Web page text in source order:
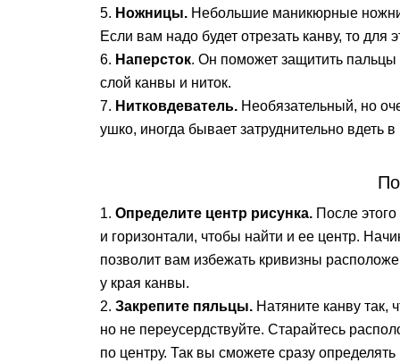
Ножницы. Небольшие маникюрные
Если вам надо будет отрезать канву, то для
Наперсток. Он поможет защитить пальцы
слой канвы и ниток.
Нитковдеватель. Необязательный, но
ушко, иногда бывает затруднительно вдеть
Определите центр рисунка. После
и горизонтали, чтобы найти и ее центр.
позволит вам избежать кривизны
у края канвы.
Закрепите пяльцы. Натяните канву так,
но не переусердствуйте. Старайтесь
по центру. Так вы сможете сразу